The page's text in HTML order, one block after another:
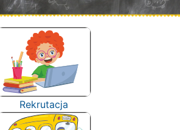
Rekrutacja